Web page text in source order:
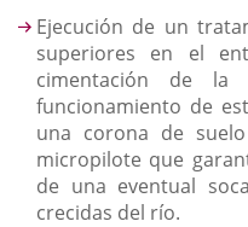
Ejecución de un
superiores en el
cimentación de la
funcionamiento de
una corona de
micropilote que
de una eventual
crecidas del río.